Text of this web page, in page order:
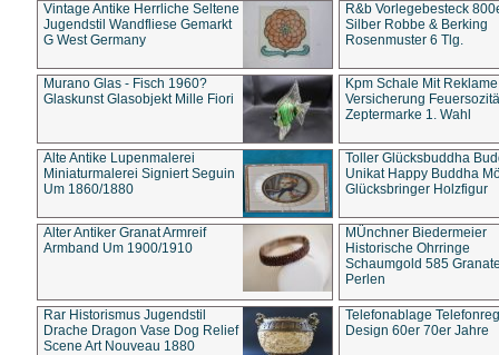
Vintage Antike Herrliche Seltene
Jugendstil Wandfliese Gemarkt
G West Germany
R&b Vorlegebesteck
Silber Robbe & Berking
Rosenmuster 6 Tlg.
Murano Glas - Fisch 1960?
Glaskunst Glasobjekt Mille Fiori
Kpm Schale Mit Reklame
Versicherung
Zeptermarke 1. Wahl
Alte Antike Lupenmalerei
Miniaturmalerei Signiert Seguin
Um 1860/1880
Toller Glücksbuddha
Unikat Happy Buddha
Glücksbringer Holzfigur
Alter Antiker Granat Armreif
Armband Um 1900/1910
MÜnchner Biedermeier
Historische Ohrringe
Schaumgold 585
Perlen
Rar Historismus Jugendstil
Drache Dragon Vase Dog Relief
Scene Art Nouveau 1880
Telefonablage
Design 60er 70er Jahre